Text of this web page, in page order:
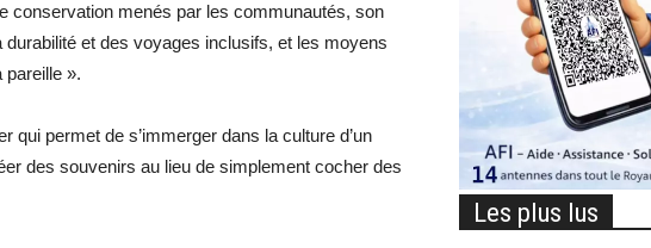
conservation menés par les communautés, son
et des voyages inclusifs, et les moyens
».
permet de s’immerger dans la culture d’un
des souvenirs au lieu de simplement cocher des
Les plus lus